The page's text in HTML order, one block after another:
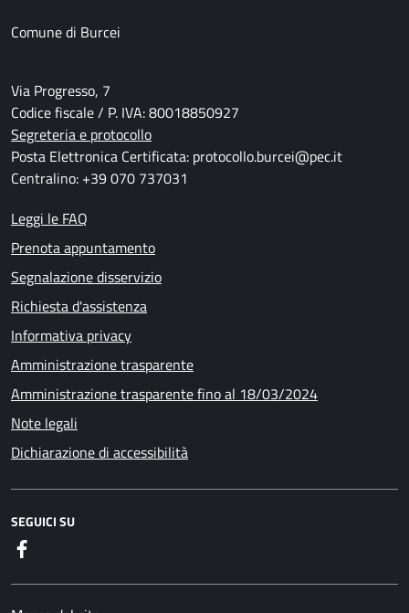
Comune di Burcei
Via Progresso, 7
Codice fiscale / P. IVA: 80018850927
Segreteria e protocollo
Posta Elettronica Certificata: protocollo.burcei@pec.it
Centralino: +39 070 737031
Leggi le FAQ
Prenota appuntamento
Segnalazione disservizio
Richiesta d'assistenza
Informativa privacy
Amministrazione trasparente
Amministrazione trasparente fino al 18/03/2024
Note legali
Dichiarazione di accessibilità
SEGUICI SU